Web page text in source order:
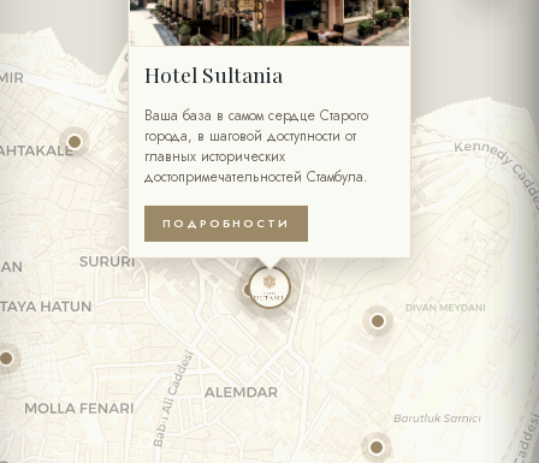
Hotel Sultania
Ваша база в самом сердце Старого
города, в шаговой доступности от
главных исторических
достопримечательностей Стамбула.
ПОДРОБНОСТИ